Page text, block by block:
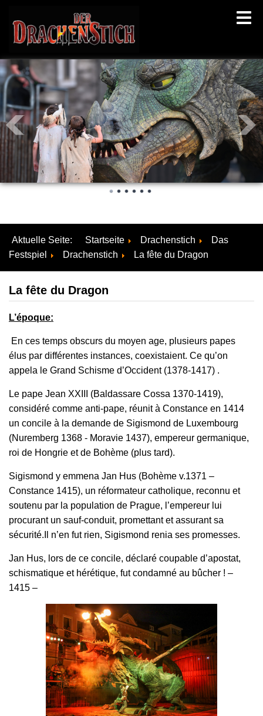
Aktuelle Seite: Startseite Drachenstich
Das
Festspiel
Drachenstich La fête du Dragon
La fête du Dragon
L’époque:
En ces temps obscurs du moyen age, plusieurs papes
élus par différentes instances, coexistaient. Ce qu’on
appela le Grand Schisme d’Occident (1378-1417) .
Le pape Jean XXIII (Baldassare Cossa 1370-1419),
considéré comme anti-pape, réunit à Constance en 1414
un concile à la demande de Sigismond de Luxembourg
(Nuremberg 1368 - Moravie 1437), empereur germanique,
roi de Hongrie et de Bohème (plus tard).
Sigismond y emmena Jan Hus (Bohème v.1371 –
Constance 1415), un réformateur catholique, reconnu et
soutenu par la population de Prague, l’empereur lui
procurant un sauf-conduit, promettant et assurant sa
sécurité.Il n’en fut rien, Sigismond renia ses promesses.
Jan Hus, lors de ce concile, déclaré coupable d’apostat,
schismatique et hérétique, fut condamné au bûcher ! –
1415 –